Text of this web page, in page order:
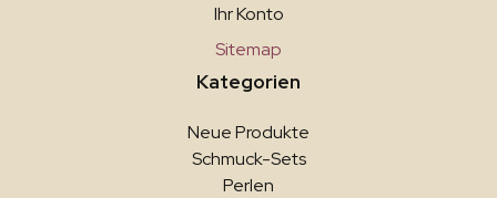
Ihr Konto
Sitemap
Kategorien
Neue Produkte
Schmuck-Sets
Perlen